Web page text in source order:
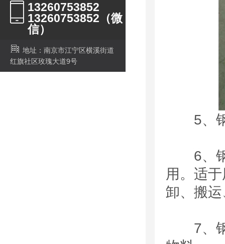
13260753852
13260753852（微
信）
地址：南京市江宁区横溪街道
红旗社区玫瑰大道9号
5、钢
6、钢
用。适
卸、搬
7、钢